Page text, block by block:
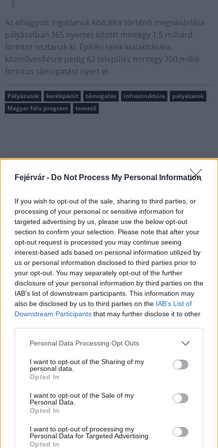
Fejérvár - Do Not Process My Personal Information
If you wish to opt-out of the sale, sharing to third parties, or
processing of your personal or sensitive information for
targeted advertising by us, please use the below opt-out
section to confirm your selection. Please note that after your
opt-out request is processed you may continue seeing
interest-based ads based on personal information utilized by
us or personal information disclosed to third parties prior to
your opt-out. You may separately opt-out of the further
disclosure of your personal information by third parties on the
IAB’s list of downstream participants. This information may
also be disclosed by us to third parties on the IAB’s List of
Downstream Participants that may further disclose it to other
Please note that this website/app uses one or more Google
not limited to your visit or usage behaviour. You may click to
grant or deny consent to Google and its third-party tags to
use your data for below specified purposes in below Google
consent section.
Personal Data Processing Opt Outs
I want to opt-out of the Sharing of my
personal data.
Opted In
I want to opt-out of the Sale of my
Personal Data.
Opted In
I want to opt-out of processing my
Personal Data for Targeted Advertising.
Opted In
Az elhagyott ingatlanok közcélra történő megvásárlása
pályázatban 365 nyertes között mintegy 1,5 milliárd
forintot osztanak ki. Építési telek kialakítására,
közművesítésre pedig 62 település mintegy 700 millió
forintos támogatást nyert el.
Pályázatok kerékpárút támogatás infrastruktúra
pályázatok
Magyar falu program
temető
MAGYAR ÉPÍTŐK
Útépítés
Szinte teljes hosszában megújítják a Lakatos úti
lakótelep legfontosabb utcáját
Pestszentlőrinc egyik első lakótelepén kanyarog a Dolgozó utca,
amelynek komplex burkolatmegújításáért felel a Profunda Bau.
Új vízáteresztő burkolatú parkolók